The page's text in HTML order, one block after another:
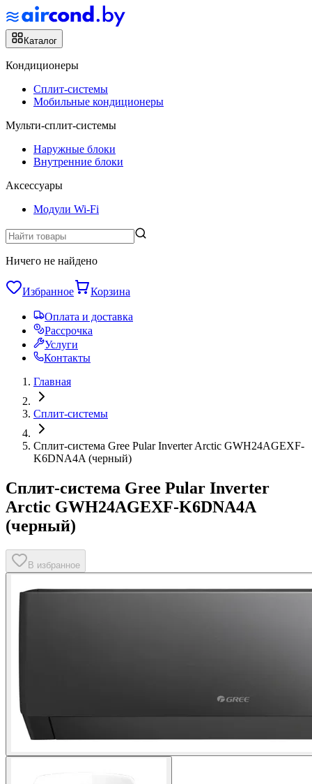
Каталог
Кондиционеры
Сплит-системы
Мобильные кондиционеры
Мульти-сплит-системы
Наружные блоки
Внутренние блоки
Аксессуары
Модули Wi-Fi
Ничего не найдено
Избранное Корзина
Оплата и доставка
Рассрочка
Услуги
Контакты
Главная
Сплит-системы
Сплит-система Gree Pular Inverter Arctic GWH24AGEXF-
K6DNA4A (черный)
Сплит-система Gree Pular Inverter
Arctic GWH24AGEXF-K6DNA4A
(черный)
В избранное